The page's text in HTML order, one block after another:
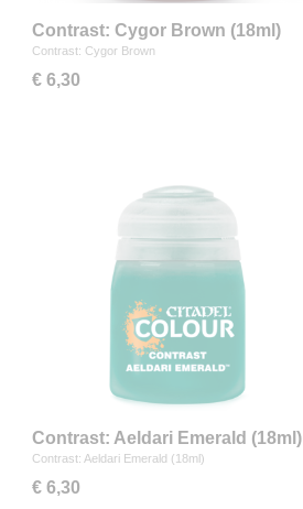
Contrast: Cygor Brown (18ml)
Contrast: Cygor Brown
€ 6,30
Contrast: Aeldari Emerald (18ml)
Contrast: Aeldari Emerald (18ml)
€ 6,30